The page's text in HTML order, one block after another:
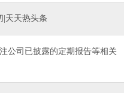
|天天热头条
公司已披露的定期报告等相关